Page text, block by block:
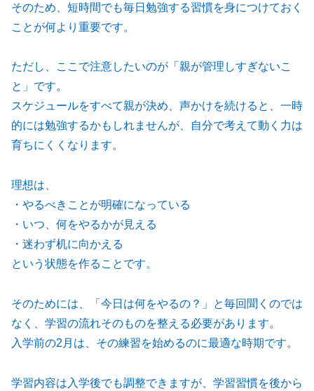
そのため、短時間でも毎日勉強する習慣を身につけておく
ことが何より重要です。
ただし、ここで注意したいのが「親が管理しすぎないこ
と」です。
スケジュールをすべて親が決め、声かけを続けると、一時
的には勉強するかもしれませんが、自分で考えて動く力は
育ちにくくなります。
理想は、
・やるべきことが明確になっている
・いつ、何をやるかが見える
・迷わず机に向かえる
という状態を作ることです。
そのためには、「今日は何をやるの？」と毎回聞くのでは
なく、学習の流れそのものを整える必要があります。
入学前の2月は、その練習を始めるのに最適な時期です。
学習内容は入学後でも調整できますが、学習習慣を後から